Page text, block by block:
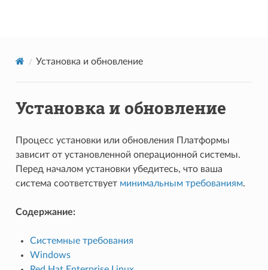
Установка и обновление
Установка и обновление
Процесс установки или обновления Платформы
зависит от установленной операционной системы.
Перед началом установки убедитесь, что ваша
система соответствует минимальным требованиям.
Содержание:
Системные требования
Windows